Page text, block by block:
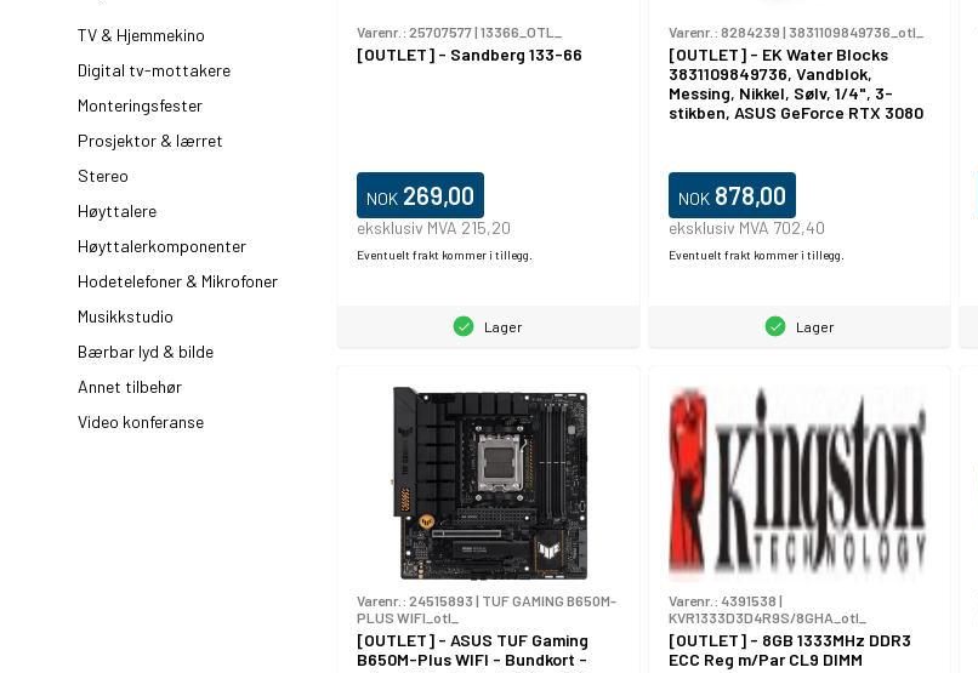
TV & Hjemmekino
Digital tv-mottakere
Monteringsfester
Prosjektor & lærret
Stereo
Høyttalere
Høyttalerkomponenter
Hodetelefoner & Mikrofoner
Musikkstudio
Bærbar lyd & bilde
Annet tilbehør
Video konferanse
Varenr.: 25707577| 13366_OTL_
[OUTLET] - Sandberg 133-66
NOK 269,00
eksklusiv MVA 215,20
Eventuelt frakt kommer i tillegg.
Lager
Varenr.: 8284239 | 3831109849736_otl_
[OUTLET] - EK Water Blocks
3831109849736, Vandblok,
Messing, Nikkel, Sølv, 1/4", 3-
stikben, ASUS GeForce RTX 3080
NOK 878,00
eksklusiv MVA 702,40
Eventuelt frakt kommer i tillegg.
Lager
Varenr.: 24515893 | TUF GAMING B650M-
PLUS WIFI_otl_
[OUTLET] - ASUS TUF Gaming
B650M-Plus WIFI - Bundkort -
Varenr.: 4391538 |
KVR1333D3D4R9S/8GHA_otl_
[OUTLET] - 8GB 1333MHz DDR3
ECC Reg m/Par CL9 DIMM